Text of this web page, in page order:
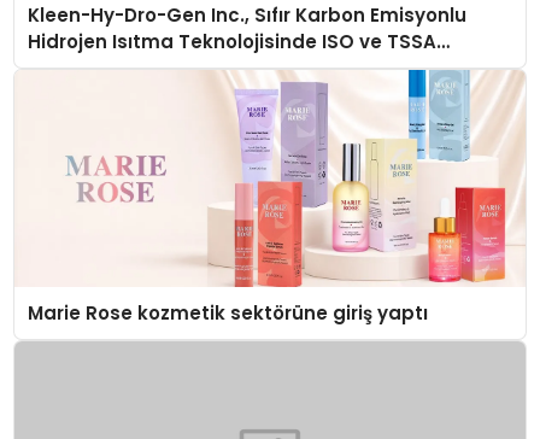
Kleen-Hy-Dro-Gen Inc., Sıfır Karbon Emisyonlu
Hidrojen Isıtma Teknolojisinde ISO ve TSSA
Düzenleyici Onaylarını Aldı
Marie Rose kozmetik sektörüne giriş yaptı